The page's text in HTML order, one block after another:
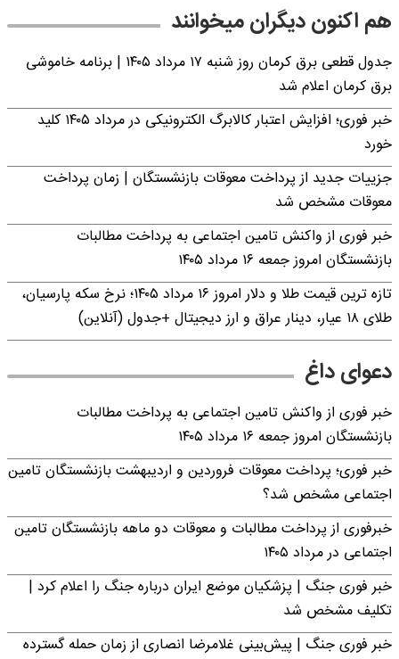
هم اکنون دیگران میخوانند
جدول قطعی برق کرمان روز شنبه ۱۷ مرداد ۱۴۰۵ | برنامه خاموشی
برق کرمان اعلام شد
خبر فوری؛ افزایش اعتبار کالابرگ الکترونیکی در مرداد ۱۴۰۵ کلید
خورد
جزییات جدید از پرداخت معوقات بازنشستگان | زمان پرداخت
معوقات مشخص شد
خبر فوری از واکنش تامین اجتماعی به پرداخت مطالبات
بازنشستگان امروز جمعه ۱۶ مرداد ۱۴۰۵
تازه ترین قیمت طلا و دلار امروز ۱۶ مرداد ۱۴۰۵؛ نرخ سکه پارسیان،
طلای ۱۸ عیار، دینار عراق و ارز دیجیتال +جدول (آنلاین)
دعوای داغ
خبر فوری از واکنش تامین اجتماعی به پرداخت مطالبات
بازنشستگان امروز جمعه ۱۶ مرداد ۱۴۰۵
خبر فوری؛ پرداخت معوقات فروردین و اردیبهشت بازنشستگان تامین
اجتماعی مشخص شد؟
خبرفوری از پرداخت مطالبات و معوقات دو ماهه بازنشستگان تامین
اجتماعی در مرداد ۱۴۰۵
خبر فوری جنگ | پزشکیان موضع ایران درباره جنگ را اعلام کرد |
تکلیف مشخص شد
خبر فوری جنگ | پیش‌بینی غلامرضا انصاری از زمان حمله گسترده